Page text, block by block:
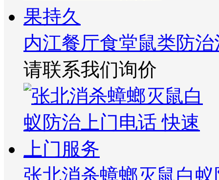
内江餐厅食堂鼠类防
请联系我们询价
张北消杀蟑螂灭鼠白